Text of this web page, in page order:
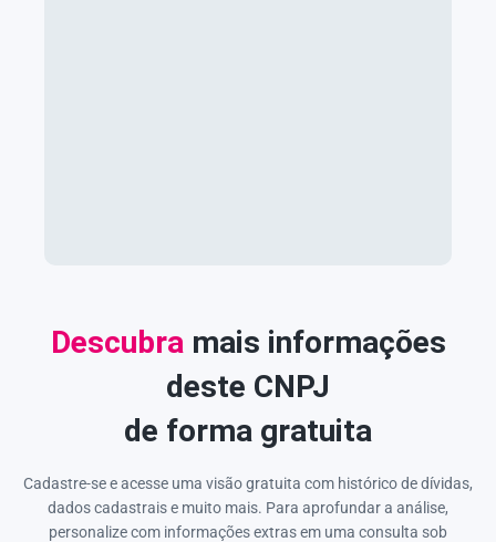
Descubra mais informações
deste CNPJ
de forma gratuita
Cadastre-se e acesse uma visão gratuita com histórico de dívidas,
dados cadastrais e muito mais. Para aprofundar a análise,
personalize com informações extras em uma consulta sob